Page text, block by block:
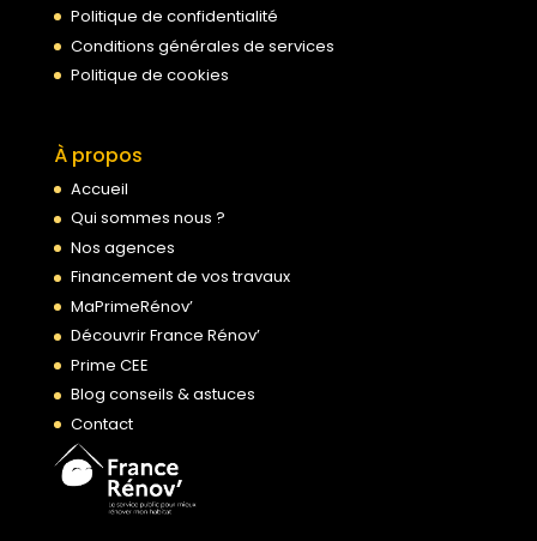
Politique de confidentialité
Conditions générales de services
Politique de cookies
À propos
Accueil
Qui sommes nous ?
Nos agences
Financement de vos travaux
MaPrimeRénov’
Découvrir France Rénov’
Prime CEE
Blog conseils & astuces
Contact